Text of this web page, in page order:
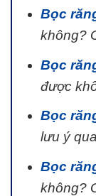
Bọc
không?
Bọc
được
Bọc
lưu ý
Bọc
không?